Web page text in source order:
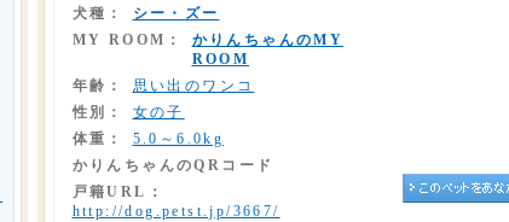
犬種：
シー・ズー
MY ROOM：
かりんちゃんのMY
ROOM
年齢：
思い出のワンコ
性別：
女の子
体重：
5.0～6.0kg
かりんちゃんのQRコード
戸籍URL：
http://dog.petst.jp/3667/